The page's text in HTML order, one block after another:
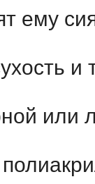
ему
и
или